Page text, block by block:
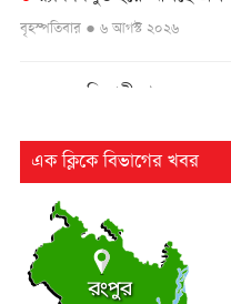
বৃহস্পতিবার ● ৬ আগস্ট ২০২৬
এসএসসি পরীক্ষার ফল ১০
২৫ বছর পর ফের আলোচনায়
বৃহস্পতিবার ● ৬ আগস্ট ২০২৬
●লংমার্চ ও মহাসমাবেশের
এক ক্লিকে বিভাগের খবর